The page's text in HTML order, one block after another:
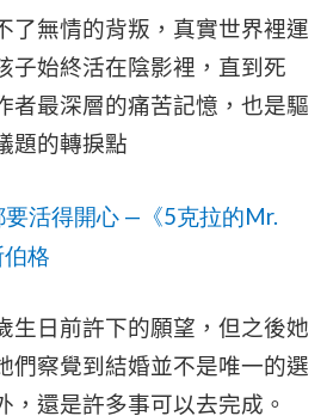
了無情的背叛，真實世界裡運
子始終活在陰影裡，直到死
者最深層的痛苦記憶，也是驅
題的轉捩點
活得開心 — 《5克拉的Mr.
格
生日前許下的願望，但之後她
們察覺到結婚並不是唯一的選
，還是許多事可以去完成。